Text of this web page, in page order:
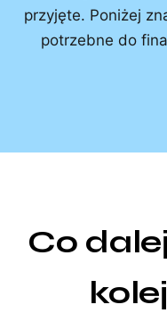
przyjęte. Poniżej
potrzebne do
Co